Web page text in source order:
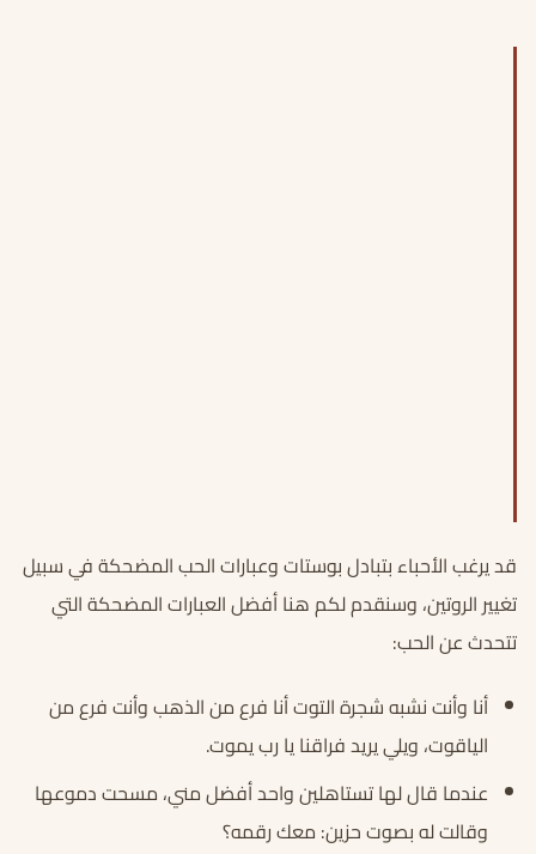
قد يرغب الأحباء بتبادل بوستات وعبارات الحب المضحكة في سبيل
تغيير الروتين، وسنقدم لكم هنا أفضل العبارات المضحكة التي
تتحدث عن الحب:
أنا وأنت نشبه شجرة التوت أنا فرع من الذهب وأنت فرع من
الياقوت، ويلي يريد فراقنا يا رب يموت.
عندما قال لها تستاهلين واحد أفضل مني، مسحت دموعها
وقالت له بصوت حزين: معك رقمه؟